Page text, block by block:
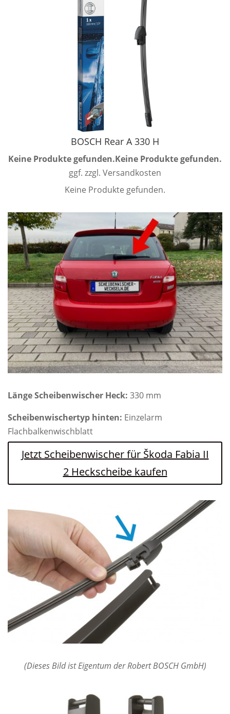
BOSCH Rear A 330 H
Keine Produkte gefunden.Keine Produkte gefunden.
ggf. zzgl. Versandkosten
Keine Produkte gefunden.
Länge Scheibenwischer Heck: 330 mm
Scheibenwischertyp hinten: Einzelarm
Flachbalkenwischblatt
Jetzt Scheibenwischer für Škoda Fabia II
2 Heckscheibe kaufen
(Dieses Bild ist Eigentum der Robert BOSCH GmbH)